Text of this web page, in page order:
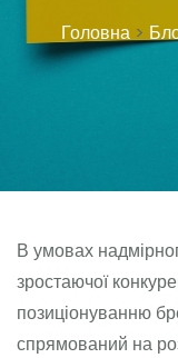
Про компанію
Головна >
В умовах
зростаючої
позиціонуванню
спрямований на